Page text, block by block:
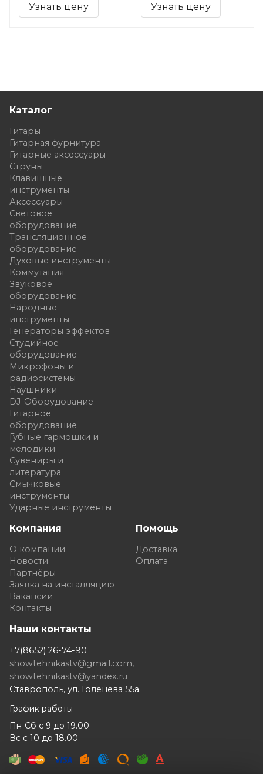
Узнать цену Узнать цену
Каталог
Гитары
Гитарная фурнитура
Гитарные аксессуары
Струны
Клавишные
инструменты
Аксессуары
Световое
оборудование
Трансляционное
оборудование
Духовые инструменты
Коммутация
Звуковое
оборудование
Народные
инструменты
Генераторы эффектов
Студийное
оборудование
Микрофоны и
радиосистемы
Наушники
DJ-Оборудование
Гитарное
оборудование
Губные гармошки и
мелодики
Сувениры и
литература
Смычковые
инструменты
Ударные инструменты
Компания
О компании
Новости
Партнёры
Заявка на инсталляцию
Вакансии
Контакты
Помощь
Доставка
Оплата
Наши контакты
+7(8652) 26-74-90
showtehnikastv@gmail.com,
showtehnikastv@yandex.ru
Ставрополь, ул. Голенева 55а.
График работы
Пн-Сб с 9 до 19.00
Вс с 10 до 18.00